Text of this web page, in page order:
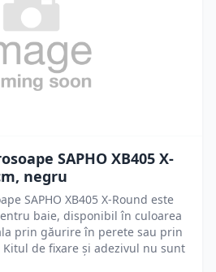
SAPHO XB405 X-
negru
SAPHO XB405 X-Round este
baie, disponibil în culoarea
prin găurire în perete sau prin
de fixare și adezivul nu sunt